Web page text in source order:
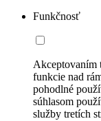
Funkčnosť
Akceptovaním
funkcie nad
pohodlné
súhlasom
služby tretích